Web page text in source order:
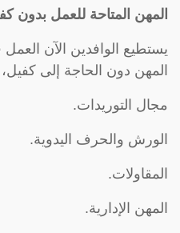
المهن المتاحة للعمل بدون
يستطيع الوافدين الآن
المهن دون الحاجة إلى
مجال التوريدات.
الورش والحرف اليدوية.
المقاولات.
المهن الإدارية.